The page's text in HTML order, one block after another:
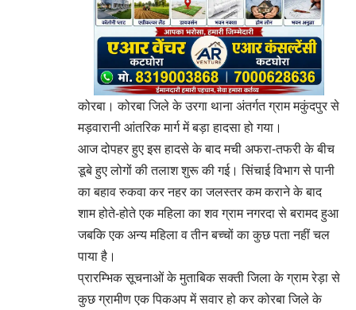
कोरबा। कोरबा जिले के उरगा थाना अंतर्गत ग्राम मकुंदपुर से
मड़वारानी आंतरिक मार्ग में बड़ा हादसा हो गया।
आज दोपहर हुए इस हादसे के बाद मची अफरा-तफरी के बीच
डूबे हुए लोगों की तलाश शुरू की गई। सिंचाई विभाग से पानी
का बहाव रुकवा कर नहर का जलस्तर कम कराने के बाद
शाम होते-होते एक महिला का शव ग्राम नगरदा से बरामद हुआ
जबकि एक अन्य महिला व तीन बच्चों का कुछ पता नहीं चल
पाया है।
प्रारम्भिक सूचनाओं के मुताबिक सक्ती जिला के ग्राम रेड़ा से
कुछ ग्रामीण एक पिकअप में सवार हो कर कोरबा जिले के